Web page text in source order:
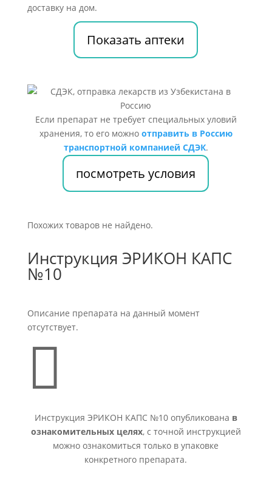
доставку на дом.
Показать аптеки
Если препарат не требует специальных уловий
хранения, то его можно отправить в Россию
транспортной компанией СДЭК.
посмотреть условия
Похожих товаров не найдено.
Инструкция ЭРИКОН КАПС
№10
Описание препарата на данный момент
отсутствует.

Инструкция ЭРИКОН КАПС №10 опубликована в
ознакомительных целях, с точной инструкцией
можно ознакомиться только в упаковке
конкретного препарата.